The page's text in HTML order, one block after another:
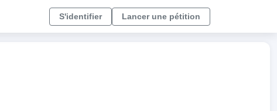
S'identifier Lancer une pétition